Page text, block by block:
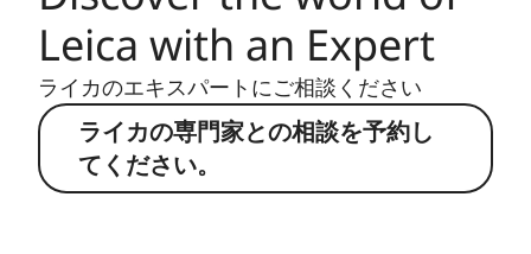
Leica with an Expert
ライカのエキスパートにご相談ください
ライカの専門家との相談を予約し
てください。